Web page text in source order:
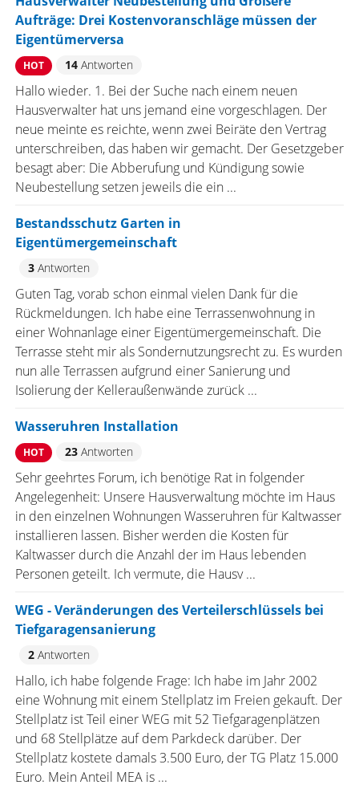
Aufträge: Drei Kostenvoranschläge müssen der
Eigentümerversa
HOT 14Antworten
Hallo wieder. 1. Bei der Suche nach einem neuen
Hausverwalter hat uns jemand eine vorgeschlagen. Der
neue meinte es reichte, wenn zwei Beiräte den Vertrag
unterschreiben, das haben wir gemacht. Der Gesetzgeber
besagt aber: Die Abberufung und Kündigung sowie
Neubestellung setzen jeweils die ein ...
Bestandsschutz Garten in
Eigentümergemeinschaft
3Antworten
Guten Tag, vorab schon einmal vielen Dank für die
Rückmeldungen. Ich habe eine Terrassenwohnung in
einer Wohnanlage einer Eigentümergemeinschaft. Die
Terrasse steht mir als Sondernutzungsrecht zu. Es wurden
nun alle Terrassen aufgrund einer Sanierung und
Isolierung der Kelleraußenwände zurück ...
Wasseruhren Installation
HOT 23Antworten
Sehr geehrtes Forum, ich benötige Rat in folgender
Angelegenheit: Unsere Hausverwaltung möchte im Haus
in den einzelnen Wohnungen Wasseruhren für Kaltwasser
installieren lassen. Bisher werden die Kosten für
Kaltwasser durch die Anzahl der im Haus lebenden
Personen geteilt. Ich vermute, die Hausv ...
WEG - Veränderungen des Verteilerschlüssels bei
Tiefgaragensanierung
2Antworten
Hallo, ich habe folgende Frage: Ich habe im Jahr 2002
eine Wohnung mit einem Stellplatz im Freien gekauft. Der
Stellplatz ist Teil einer WEG mit 52 Tiefgaragenplätzen
und 68 Stellplätze auf dem Parkdeck darüber. Der
Stellplatz kostete damals 3.500 Euro, der TG Platz 15.000
Euro. Mein Anteil MEA is ...